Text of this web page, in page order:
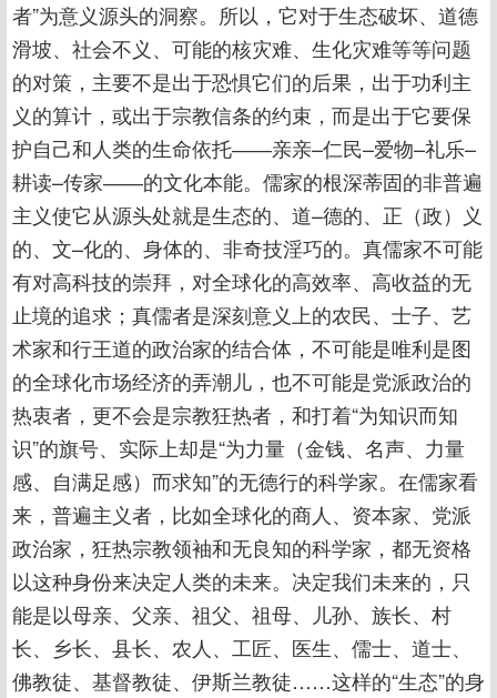
者”为意义源头的洞察。所以，它对于生态破坏、道德
滑坡、社会不义、可能的核灾难、生化灾难等等问题
的对策，主要不是出于恐惧它们的后果，出于功利主
义的算计，或出于宗教信条的约束，而是出于它要保
护自己和人类的生命依托――亲亲–仁民–爱物–礼乐–
耕读–传家――的文化本能。儒家的根深蒂固的非普遍
主义使它从源头处就是生态的、道–德的、正（政）义
的、文–化的、身体的、非奇技淫巧的。真儒家不可能
有对高科技的崇拜，对全球化的高效率、高收益的无
止境的追求；真儒者是深刻意义上的农民、士子、艺
术家和行王道的政治家的结合体，不可能是唯利是图
的全球化市场经济的弄潮儿，也不可能是党派政治的
热衷者，更不会是宗教狂热者，和打着“为知识而知
识”的旗号、实际上却是“为力量（金钱、名声、力量
感、自满足感）而求知”的无德行的科学家。在儒家看
来，普遍主义者，比如全球化的商人、资本家、党派
政治家，狂热宗教领袖和无良知的科学家，都无资格
以这种身份来决定人类的未来。决定我们未来的，只
能是以母亲、父亲、祖父、祖母、儿孙、族长、村
长、乡长、县长、农人、工匠、医生、儒士、道士、
佛教徒、基督教徒、伊斯兰教徒……这样的“生态”的身